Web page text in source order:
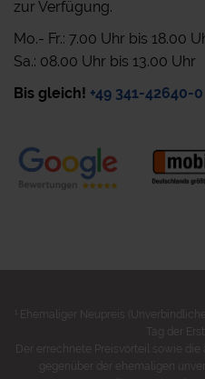
zur Verfügung.
Mo.- Fr.: 7.00 Uhr bis 18.00
Sa.: 08.00 Uhr bis 13.00 Uhr
Bis gleich! +49 341-42640-0
Ehemaliger Neupreis
Tag der
Der errechnete Preisvorteil sowie
gegenüber der ehemaligen